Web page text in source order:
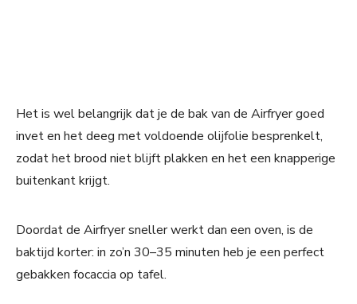
Het is wel belangrijk dat je de bak van de Airfryer goed
invet en het deeg met voldoende olijfolie besprenkelt,
zodat het brood niet blijft plakken en het een knapperige
buitenkant krijgt.
Doordat de Airfryer sneller werkt dan een oven, is de
baktijd korter: in zo’n 30–35 minuten heb je een perfect
gebakken focaccia op tafel.